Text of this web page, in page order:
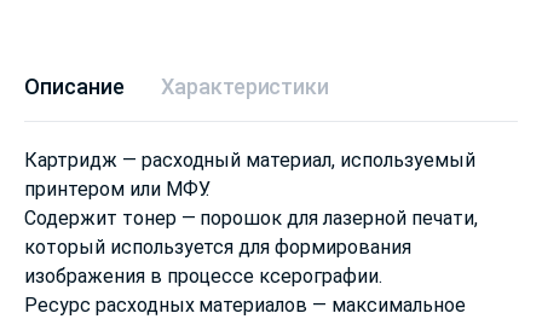
Описание Характеристики
Картридж — расходный материал, используемый
принтером или МФУ.
Содержит тонер — порошок для лазерной печати,
который используется для формирования
изображения в процессе ксерографии.
Ресурс расходных материалов — максимальное